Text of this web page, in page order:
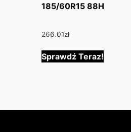
185/60R15 88H
266.01zł
Sprawdź Teraz!